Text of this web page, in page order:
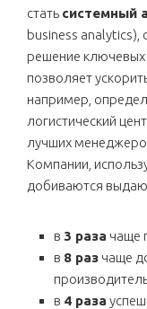
стать системный
business analytics),
решение ключевых
позволяет
например,
логистический
лучших
Компании,
добиваются
в 3 раза чаще
в 8 раз чаще
в 4 раза